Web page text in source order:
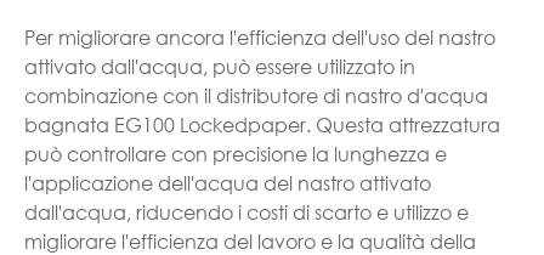
Per migliorare ancora l'efficienza dell'uso del nastro
attivato dall'acqua, può essere utilizzato in
combinazione con il distributore di nastro d'acqua
bagnata EG100 Lockedpaper. Questa attrezzatura
può controllare con precisione la lunghezza e
l'applicazione dell'acqua del nastro attivato
dall'acqua, riducendo i costi di scarto e utilizzo e
migliorare l'efficienza del lavoro e la qualità della